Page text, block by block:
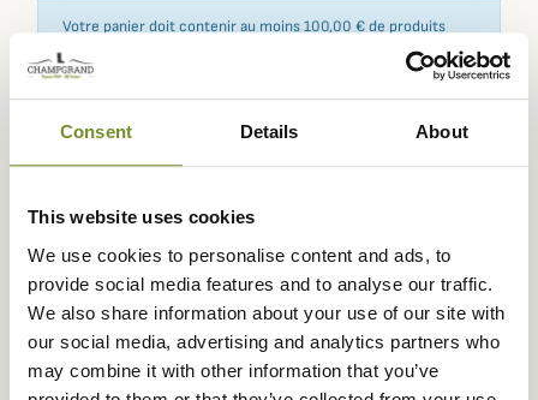
Consent Details About
This website uses cookies
We use cookies to personalise content and ads, to
provide social media features and to analyse our traffic.
We also share information about your use of our site with
our social media, advertising and analytics partners who
may combine it with other information that you’ve
Votre panier doit contenir au moins 100,00 € de produits
Expédié dans Échange ou